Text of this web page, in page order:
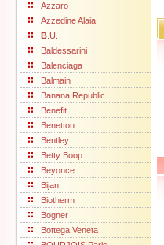
Azzaro
Azzedine Alaia
B .U.
Baldessarini
Balenciaga
Balmain
Banana Republic
Benefit
Benetton
Bentley
Betty Boop
Beyonce
Bijan
Biotherm
Bogner
Bottega Veneta